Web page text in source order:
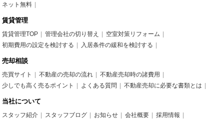
ネット無料
賃貸管理
賃貸管理TOP 管理会社の切り替え
空室対策リフォーム
初期費用の設定を検討する
入居条件の緩和を検討する
売却相談
売買サイト 不動産の売却の流れ
不動産売却時の諸費用
少しでも高く売るポイント
よくある質問 不動産売却に必要な書類とは
当社について
スタッフ紹介 スタッフブログ お知らせ 会社概要
採用情報